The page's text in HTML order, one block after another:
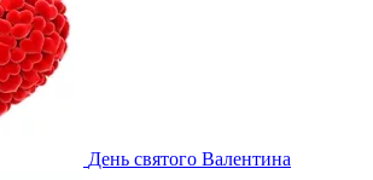
День святого Валентина